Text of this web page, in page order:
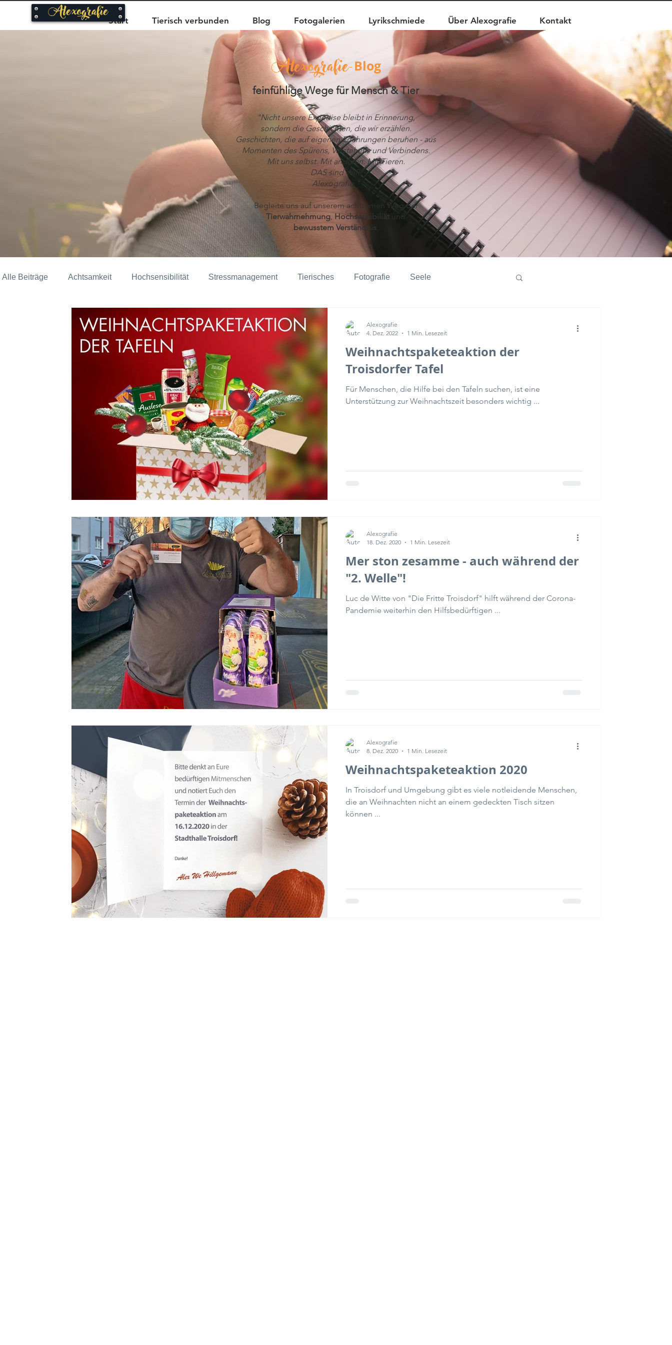
AlexografieStart Tierisch verbunden Blog Fotogalerien Lyrikschmiede Über Alexografie Kontakt
Alexografie-Blog
feinfühlige Wege für Mensch & Tier
"Nicht unsere Expertise bleibt in Erinnerung,
sondern die Geschichten, die wir erzählen.
Geschichten, die auf eigenen Erfahrungen beruhen - aus
Momenten des Spürens, Verstehens und Verbindens.
Mit uns selbst. Mit anderen. Mit Tieren.
DAS sind WIR.
Alexografie."
Begleite uns auf unserem achtsamen Weg der
Tierwahrnehmung, Hochsensibiliät und
bewusstem Verständnis
Alle Beiträge Achtsamkeit Hochsensibilität Stressmanagement Tierisches Fotografie Seele
Kunst, Kultur & Soziales Alltagstipps Marla Peppels Natur Dokumentationen
Weihnachtspaketeaktion der
Troisdorfer Tafel
Für Menschen, die Hilfe bei den Tafeln suchen, ist eine
Unterstützung zur Weihnachtszeit besonders wichtig ...
Alexografie
4. Dez. 2022
1 Min. Lesezeit
Mer ston zesamme - auch während der
"2. Welle"!
Luc de Witte von "Die Fritte Troisdorf" hilft während der Corona-
Pandemie weiterhin den Hilfsbedürftigen ...
Alexografie
18. Dez. 2020
1 Min. Lesezeit
Weihnachtspaketeaktion 2020
In Troisdorf und Umgebung gibt es viele notleidende Menschen,
die an Weihnachten nicht an einem gedeckten Tisch sitzen
können ...
Alexografie
8. Dez. 2020
1 Min. Lesezeit